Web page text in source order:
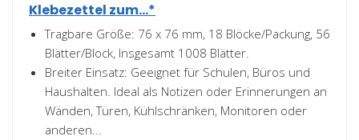
Klebezettel zum...*
Tragbare Größe: 76 x 76 mm, 18 Blöcke/Packung, 56
Blätter/Block, Insgesamt 1008 Blätter.
Breiter Einsatz: Geeignet für Schulen, Büros und
Haushalten. Ideal als Notizen oder Erinnerungen an
Wänden, Türen, Kühlschränken, Monitoren oder
anderen...